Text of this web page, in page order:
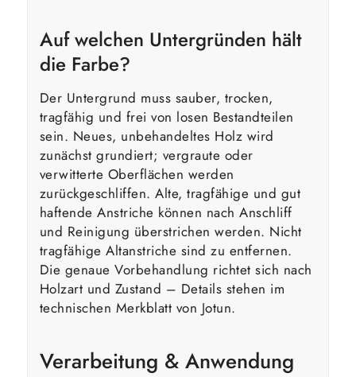
Auf welchen Untergründen hält
die Farbe?
Der Untergrund muss sauber, trocken,
tragfähig und frei von losen Bestandteilen
sein. Neues, unbehandeltes Holz wird
zunächst grundiert; vergraute oder
verwitterte Oberflächen werden
zurückgeschliffen. Alte, tragfähige und gut
haftende Anstriche können nach Anschliff
und Reinigung überstrichen werden. Nicht
tragfähige Altanstriche sind zu entfernen.
Die genaue Vorbehandlung richtet sich nach
Holzart und Zustand – Details stehen im
technischen Merkblatt von Jotun.
Verarbeitung & Anwendung